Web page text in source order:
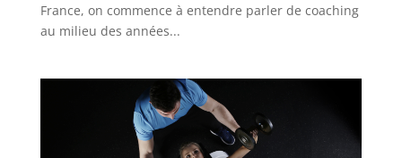
France, on commence à entendre parler de coaching
au milieu des années...